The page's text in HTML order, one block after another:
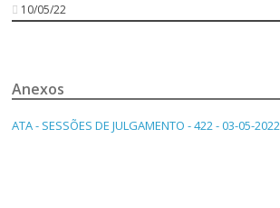
10/05/22
Anexos
ATA - SESSÕES DE JULGAMENTO - 422 - 03-05-2022